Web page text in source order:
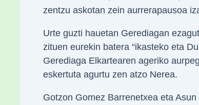
zentzu askotan zein aurrerapausoa
Urte guzti hauetan Gerediagan
zituen eurekin batera “ikasteko eta
Gerediaga Elkartearen ageriko
eskertuta agurtu zen atzo Nerea.
Gotzon Gomez Barrenetxea eta